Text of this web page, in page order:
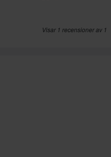
Visar 1 recensioner av 1